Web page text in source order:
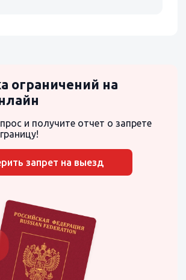
ограничений на
и получите отчет о запрете
запрет на выезд